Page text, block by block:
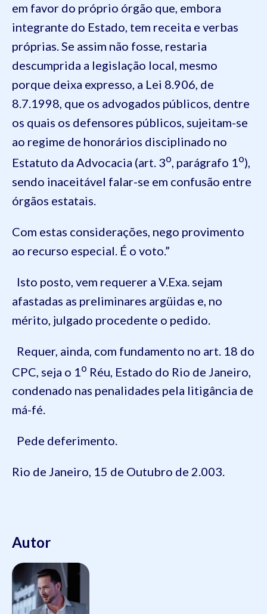
em favor do próprio órgão que, embora
integrante do Estado, tem receita e verbas
próprias. Se assim não fosse, restaria
descumprida a legislação local, mesmo
porque deixa expresso, a Lei 8.906, de
8.7.1998, que os advogados públicos, dentre
os quais os defensores públicos, sujeitam-se
ao regime de honorários disciplinado no
Estatuto da Advocacia (art. 3o , parágrafo 1 o),
sendo inaceitável falar-se em confusão entre
órgãos estatais.
Com estas considerações, nego provimento
ao recurso especial. É o voto.”
Isto posto, vem requerer a V.Exa. sejam
afastadas as preliminares argüidas e, no
mérito, julgado procedente o pedido.
Requer, ainda, com fundamento no art. 18 do
CPC, seja o 1 o Réu, Estado do Rio de Janeiro,
condenado nas penalidades pela litigância de
má-fé.
Pede deferimento.
Rio de Janeiro, 15 de Outubro de 2.003.
Autor